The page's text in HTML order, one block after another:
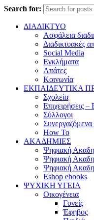
Search for:
ΔΙΑΔΙΚΤΥΟ
Ασφάλεια
Διαδικτυακές
Social Media
Εγκλήματα
Απάτες
Κοινωνία
ΕΚΠΑΙΔΕΥΤΙΚΑ
Σχολεία
Επιχειρήσεις –
Σύλλογοι
How To
ΑΚΑΔΗΜΙΕΣ
Ψηφιακή
Ψηφιακή
Ψηφιακή
Eshop ebooks
ΨΥΧΙΚΗ ΥΓΕΙΑ
Οικογένεια
Γονείς
Έφηβος